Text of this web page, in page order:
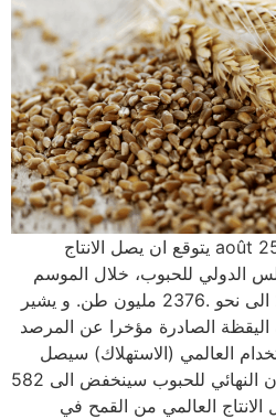
août 25, 2025 tunisieagriculture يتوقع ان يصل الانتاج
الدولي للحبوب، خلال الموسم
الفلاحي المقبل 2026/2025 الى نحو .2376 مليون طن. و يشير
الصادرة مؤخرا عن المرصد
العالمي (الاستهلاك) سيصل
الى نفس الدرجة وان المخزون النهائي للحبوب سينخفض الى 582
العالمي من القمح في